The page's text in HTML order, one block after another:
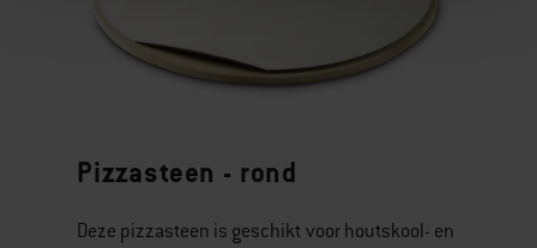
Pizzasteen - rond
Deze pizzasteen is geschikt voor houtskool- en